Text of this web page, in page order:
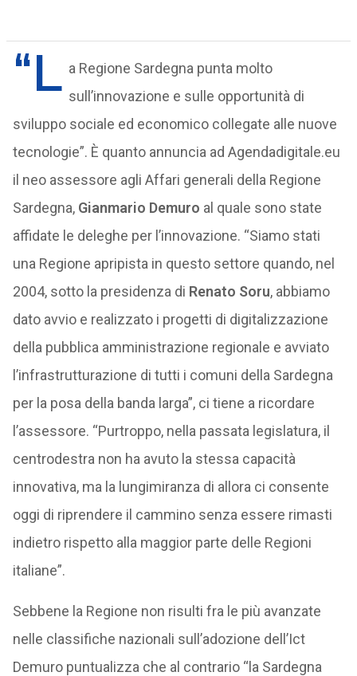
“L a Regione Sardegna punta molto
sull’innovazione e sulle opportunità di
sviluppo sociale ed economico collegate alle nuove
tecnologie”. È quanto annuncia ad Agendadigitale.eu
il neo assessore agli Affari generali della Regione
Sardegna, Gianmario Demuro al quale sono state
affidate le deleghe per l’innovazione. “Siamo stati
una Regione apripista in questo settore quando, nel
2004, sotto la presidenza di Renato Soru, abbiamo
dato avvio e realizzato i progetti di digitalizzazione
della pubblica amministrazione regionale e avviato
l’infrastrutturazione di tutti i comuni della Sardegna
per la posa della banda larga”, ci tiene a ricordare
l’assessore. “Purtroppo, nella passata legislatura, il
centrodestra non ha avuto la stessa capacità
innovativa, ma la lungimiranza di allora ci consente
oggi di riprendere il cammino senza essere rimasti
indietro rispetto alla maggior parte delle Regioni
italiane”.
Sebbene la Regione non risulti fra le più avanzate
nelle classifiche nazionali sull’adozione dell’Ict
Demuro puntualizza che al contrario “la Sardegna